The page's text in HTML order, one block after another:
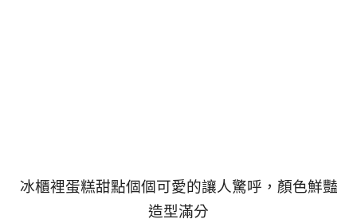
冰櫃裡蛋糕甜點個個可愛的讓人驚呼，顏色鮮豔
造型滿分